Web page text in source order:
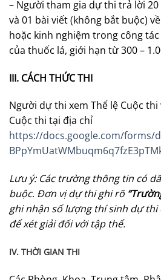
– Người tham gia dự thi trả lời
và 01 bài viết (không bắt buộc)
hoặc kinh nghiệm trong công
của thuốc lá, giới hạn từ 300 –
III. CÁCH THỨC THI
Người dự thi xem Thể lệ Cuộc
Cuộc thi tại địa chỉ
https://docs.google.com/forms/d/
Lưu ý: Các trường thông tin có
buộc. Đơn vị dự thi ghi rõ
ghi nhận số lượng thí sinh dự thi
để xét giải đối với tập thể.
IV. THỜI GIAN THI